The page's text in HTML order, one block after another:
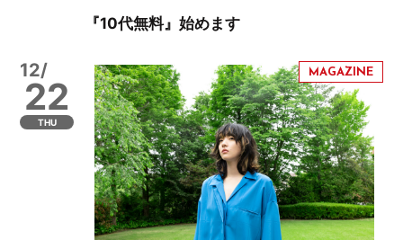
『10代無料』始めます
12/
22
THU